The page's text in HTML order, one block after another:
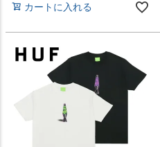
カートに入れる